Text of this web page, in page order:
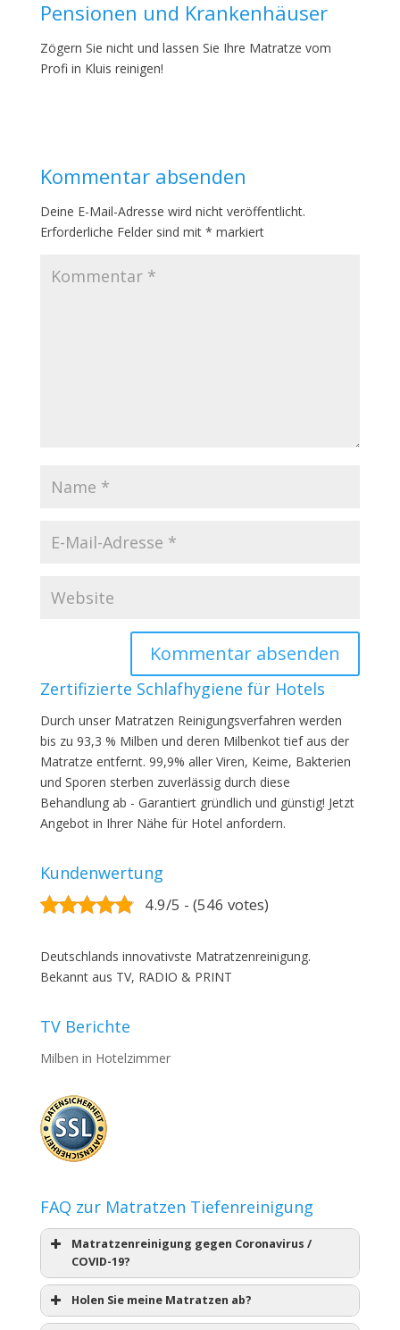
Pensionen und Krankenhäuser
Zögern Sie nicht und lassen Sie Ihre Matratze vom
Profi in Kluis reinigen!
Kommentar absenden
Deine E-Mail-Adresse wird nicht veröffentlicht.
Erforderliche Felder sind mit * markiert
Zertifizierte Schlafhygiene für Hotels
Durch unser Matratzen Reinigungsverfahren werden
bis zu 93,3 % Milben und deren Milbenkot tief aus der
Matratze entfernt. 99,9% aller Viren, Keime, Bakterien
und Sporen sterben zuverlässig durch diese
Behandlung ab - Garantiert gründlich und günstig! Jetzt
Angebot in Ihrer Nähe für Hotel anfordern.
Kundenwertung
4.9/5 - (546 votes)
Deutschlands innovativste Matratzenreinigung.
Bekannt aus TV, RADIO & PRINT
TV Berichte
Milben in Hotelzimmer
FAQ zur Matratzen Tiefenreinigung
Matratzenreinigung gegen Coronavirus /
COVID-19?
Holen Sie meine Matratzen ab?